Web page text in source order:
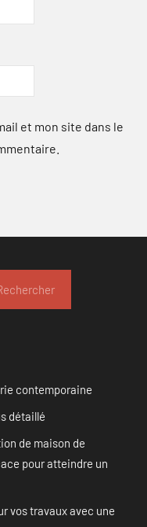
et mon site dans le
contemporaine
détaillé
de maison de
pour atteindre un
vos travaux avec une